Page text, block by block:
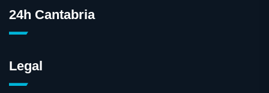
24h Cantabria
Legal